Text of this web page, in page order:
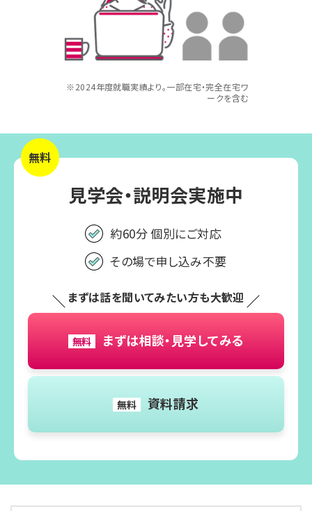
※2024年度就職実績より。一部在宅・完全在宅ワ
ークを含む
無料
見学会・説明会実施中
約60分 個別にご対応
その場で申し込み不要
まずは話を聞いてみたい方も大歓迎
無料 まずは相談・見学してみる
無料 資料請求